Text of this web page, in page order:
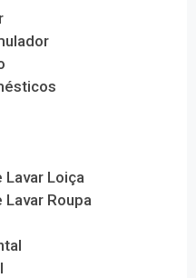
Lavar Loiça
Lavar Roupa